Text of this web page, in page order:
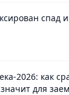
спад
2026: как
для